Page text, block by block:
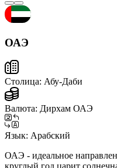
ОАЭ
Столица: Абу-Даби
Валюта: Дирхам ОАЭ
Язык: Арабский
ОАЭ - идеальное